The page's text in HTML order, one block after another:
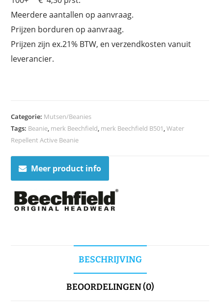
Meerdere aantallen op aanvraag.
Prijzen borduren op aanvraag.
Prijzen zijn ex.21% BTW, en verzendkosten vanuit
leverancier.
Categorie: Mutsen/Beanies
Tags: Beanie, merk Beechfield, merk Beechfield B501,Water
Repellent Active Beanie
Meer product info
BESCHRIJVING
BEOORDELINGEN (0)